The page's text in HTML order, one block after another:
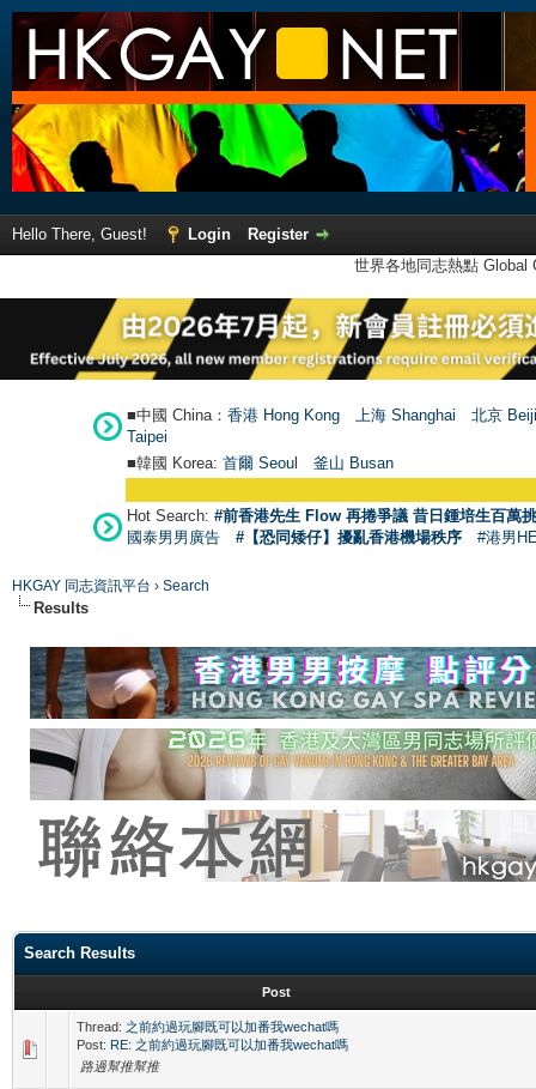
Hello There, Guest! Login
Register
世界各地同志熱點
■中國 China： 香港 Hong Kong 上海 Shanghai
北京
Taipei
■韓國 Korea: 首爾 Seoul 釜山 Busan
Hot Search: #前香港先生 Flow 再捲爭議 昔日鍾培生百萬
國泰男男廣告
#【恐同矮仔】擾亂香港機場秩序 #港男
HKGAY 同志資訊平台 › Search
Results
Search Results
Post
Thread: 之前約過玩腳既可以加番我wechat嗎
Post: RE: 之前約過玩腳既可以加番我wechat嗎
路過幫推幫推